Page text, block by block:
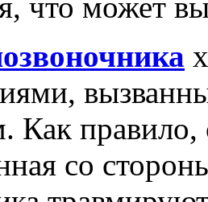
Как правило,
со